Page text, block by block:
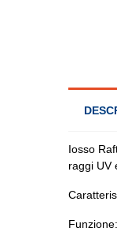
Iosso
raggi UV